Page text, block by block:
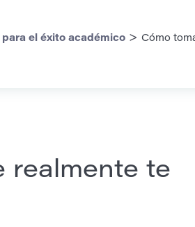
el éxito académico > Cómo
realmente te